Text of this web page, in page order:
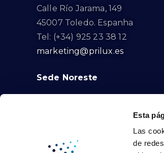
Esta
Las
de
Calle Río Jarama, 149
45007 Toledo. Espanha
Tel: (+34) 925 23 38 12
marketing@prilux.es
Sede Noreste
08791. Sant Llorenç d’Hortons.
Tel: (+34) 93 719 23 29